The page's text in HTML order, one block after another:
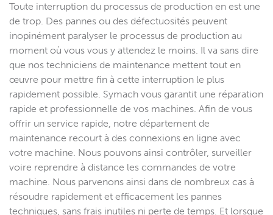
Toute interruption du processus de production en est une
de trop. Des pannes ou des défectuosités peuvent
inopinément paralyser le processus de production au
moment où vous vous y attendez le moins. Il va sans dire
que nos techniciens de maintenance mettent tout en
œuvre pour mettre fin à cette interruption le plus
rapidement possible. Symach vous garantit une réparation
rapide et professionnelle de vos machines. Afin de vous
offrir un service rapide, notre département de
maintenance recourt à des connexions en ligne avec
votre machine. Nous pouvons ainsi contrôler, surveiller
voire reprendre à distance les commandes de votre
machine. Nous parvenons ainsi dans de nombreux cas à
résoudre rapidement et efficacement les pannes
techniques, sans frais inutiles ni perte de temps. Et lorsque